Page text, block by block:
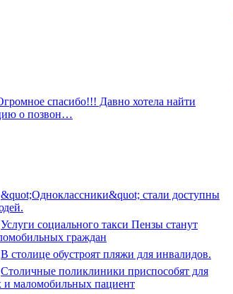
спасибо!!! Давно хотела найти
о позвон…
&quot;Одноклассники&quot; стали доступны
Услуги социального такси Пензы станут
граждан
В столице обустроят пляжи для инвалидов.
Столичные поликлиники приспособят для
маломобильных пациент